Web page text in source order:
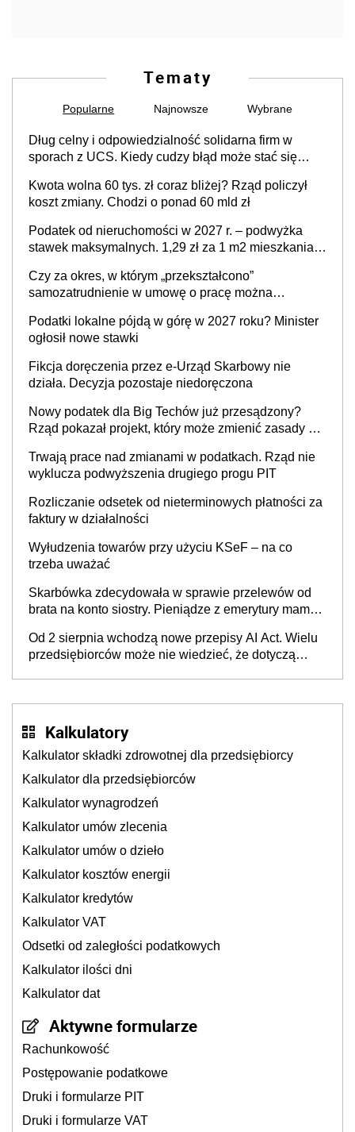
Tematy
Popularne Najnowsze Wybrane
Dług celny i odpowiedzialność solidarna firm w
sporach z UCS. Kiedy cudzy błąd może stać się
Kwota wolna 60 tys. zł coraz bliżej? Rząd policzył
koszt zmiany. Chodzi o ponad 60 mld zł
Podatek od nieruchomości w 2027 r. – podwyżka
stawek maksymalnych. 1,29 zł za 1 m2 mieszkania,
prowadzeniem działalności gospodarczej
Czy za okres, w którym „przekształcono”
samozatrudnienie w umowę o pracę można
cywilnoprawnej jedynym racjonalnym wyjściem
Podatki lokalne pójdą w górę w 2027 roku? Minister
ogłosił nowe stawki
Fikcja doręczenia przez e-Urząd Skarbowy nie
działa. Decyzja pozostaje niedoręczona
Nowy podatek dla Big Techów już przesądzony?
Rząd pokazał projekt, który może zmienić zasady gry
Trwają prace nad zmianami w podatkach. Rząd nie
wyklucza podwyższenia drugiego progu PIT
Rozliczanie odsetek od nieterminowych płatności za
faktury w działalności
Wyłudzenia towarów przy użyciu KSeF – na co
trzeba uważać
Skarbówka zdecydowała w sprawie przelewów od
brata na konto siostry. Pieniądze z emerytury mamy
będzie
Od 2 sierpnia wchodzą nowe przepisy AI Act. Wielu
przedsiębiorców może nie wiedzieć, że dotyczą
Kalkulatory
Kalkulator składki zdrowotnej dla przedsiębiorcy
Kalkulator dla przedsiębiorców
Kalkulator wynagrodzeń
Kalkulator umów zlecenia
Kalkulator umów o dzieło
Kalkulator kosztów energii
Kalkulator kredytów
Kalkulator VAT
Odsetki od zaległości podatkowych
Kalkulator ilości dni
Kalkulator dat
Aktywne formularze
Rachunkowość
Postępowanie podatkowe
Druki i formularze PIT
Druki i formularze VAT